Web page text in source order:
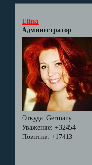
Elina
Администратор
Откуда: Germany
Уважение: +32454
Позитив: +17413